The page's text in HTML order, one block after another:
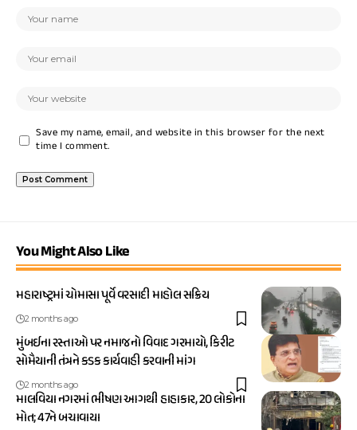
Save my name, email, and website in this browser for the next
time I comment.
You Might Also Like
મહારાષ્ટ્રમાં ચોમાસા પૂર્વે વરસાદી માહોલ સક્રિય
2 months ago
મુંબઈના રસ્તાઓ પર નમાજનો વિવાદ ગરમાયો, કિરીટ
સોમૈયાની તંત્રને કડક કાર્યવાહી કરવાની માંગ
2 months ago
માલવિયા નગરમાં ભીષણ આગથી હાહાકાર, 20 લોકોના
મોત; 47ને બચાવાયા